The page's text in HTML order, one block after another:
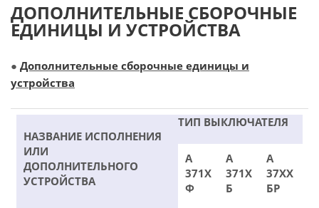
ДОПОЛНИТЕЛЬНЫЕ СБОРОЧНЫЕ
ЕДИНИЦЫ И УСТРОЙСТВА
● Дополнительные сборочные единицы и
устройства
НАЗВАНИЕ ИСПОЛНЕНИЯ
ИЛИ
ДОПОЛНИТЕЛЬНОГО
УСТРОЙСТВА
ТИП ВЫКЛЮЧАТЕЛЯ
А
371Х
Ф
А
371Х
Б
А
37ХХ
БР